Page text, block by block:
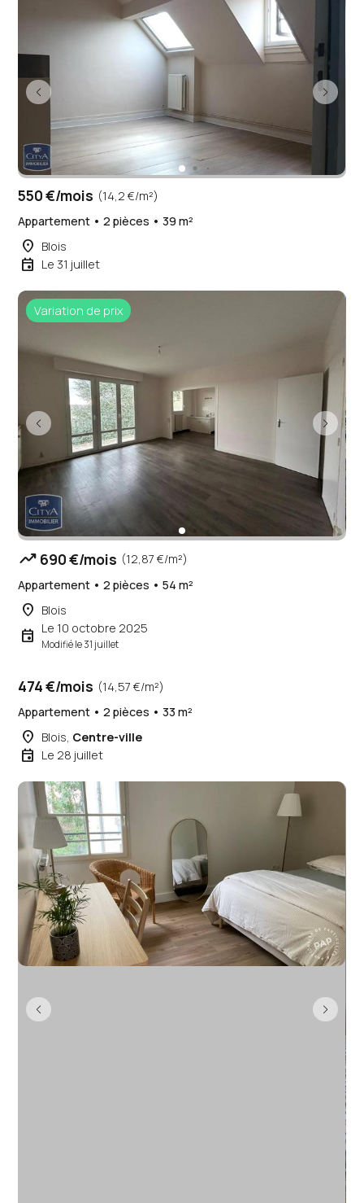
550 €/mois (14,2 €/m²)
Appartement • 2 pièces • 39 m²
place Blois
event Le 31 juillet
Variation de prix
trending_up 690 €/mois (12,87 €/m²)
Appartement • 2 pièces • 54 m²
place Blois
event Le 10 octobre 2025
Modifié le 31 juillet
474 €/mois (14,57 €/m²)
Appartement • 2 pièces • 33 m²
place Blois, Centre-ville
event Le 28 juillet